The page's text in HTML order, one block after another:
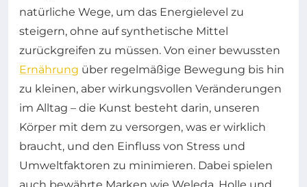
natürliche Wege, um das Energielevel zu
steigern, ohne auf synthetische Mittel
zurückgreifen zu müssen. Von einer bewussten
Ernährung über regelmäßige Bewegung bis hin
zu kleinen, aber wirkungsvollen Veränderungen
im Alltag – die Kunst besteht darin, unseren
Körper mit dem zu versorgen, was er wirklich
braucht, und den Einfluss von Stress und
Umweltfaktoren zu minimieren. Dabei spielen